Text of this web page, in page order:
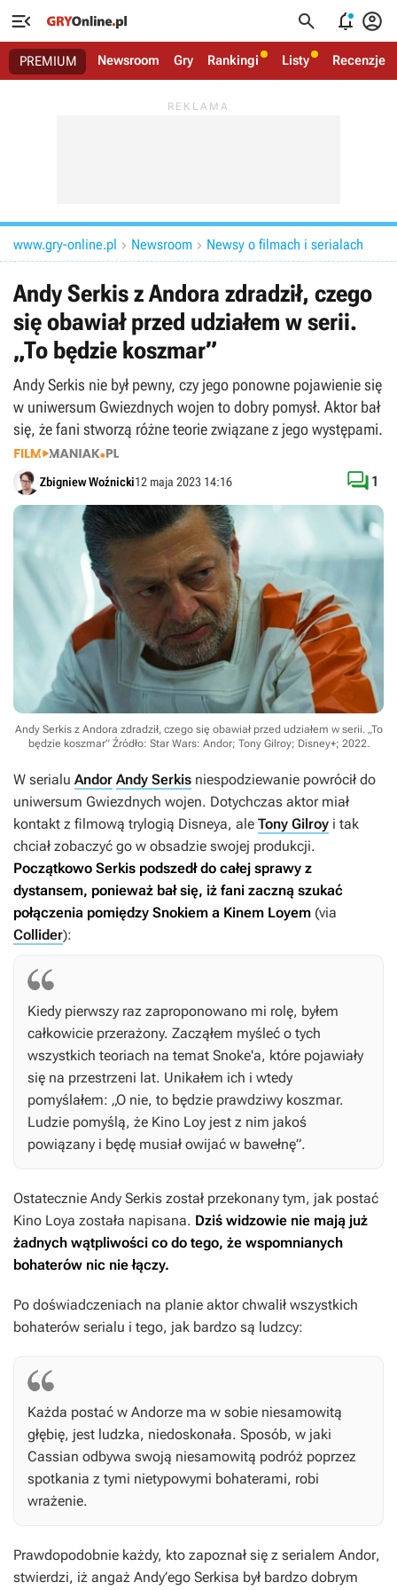
   
PREMIUM Newsroom Gry Rankingi Listy Recenzje
www.gry-online.pl  Newsroom  Newsy o filmach i serialach
Andy Serkis z Andora zdradził, czego
się obawiał przed udziałem w serii.
„To będzie koszmar”
Andy Serkis nie był pewny, czy jego ponowne pojawienie się
w uniwersum Gwiezdnych wojen to dobry pomysł. Aktor bał
się, że fani stworzą różne teorie związane z jego występami.
Zbigniew Woźnicki12 maja 2023 14:16  1
Andy Serkis z Andora zdradził, czego się obawiał przed udziałem w serii. „To
będzie koszmar” Źródło: Star Wars: Andor; Tony Gilroy; Disney+; 2022.
W serialu Andor Andy Serkis niespodziewanie powrócił do
uniwersum Gwiezdnych wojen. Dotychczas aktor miał
kontakt z filmową trylogią Disneya, ale Tony Gilroy i tak
chciał zobaczyć go w obsadzie swojej produkcji.
Początkowo Serkis podszedł do całej sprawy z
dystansem, ponieważ bał się, iż fani zaczną szukać
połączenia pomiędzy Snokiem a Kinem Loyem (via
Collider):
Kiedy pierwszy raz zaproponowano mi rolę, byłem
całkowicie przerażony. Zacząłem myśleć o tych
wszystkich teoriach na temat Snoke'a, które pojawiały
się na przestrzeni lat. Unikałem ich i wtedy
pomyślałem: „O nie, to będzie prawdziwy koszmar.
Ludzie pomyślą, że Kino Loy jest z nim jakoś
powiązany i będę musiał owijać w bawełnę”.
Ostatecznie Andy Serkis został przekonany tym, jak postać
Kino Loya została napisana. Dziś widzowie nie mają już
żadnych wątpliwości co do tego, że wspomnianych
bohaterów nic nie łączy.
Po doświadczeniach na planie aktor chwalił wszystkich
bohaterów serialu i tego, jak bardzo są ludzcy:
Każda postać w Andorze ma w sobie niesamowitą
głębię, jest ludzka, niedoskonała. Sposób, w jaki
Cassian odbywa swoją niesamowitą podróż poprzez
spotkania z tymi nietypowymi bohaterami, robi
wrażenie.
Prawdopodobnie każdy, kto zapoznał się z serialem Andor,
stwierdzi, iż angaż Andy’ego Serkisa był bardzo dobrym